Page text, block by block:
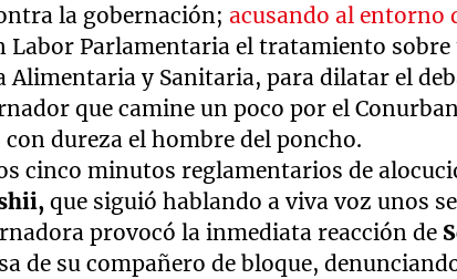
la gobernación;acusando al entorno
Labor Parlamentaria el tratamiento sobre
Alimentaria y Sanitaria, para dilatar el
que camine un poco por el
dureza el hombre del poncho.
cinco minutos reglamentarios de
que siguió hablando a viva voz unos
provocó la inmediata reacción de
de su compañero de bloque,